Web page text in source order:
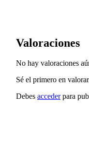
Valoraciones
No hay valoraciones
Sé el primero en
Debes accederpara